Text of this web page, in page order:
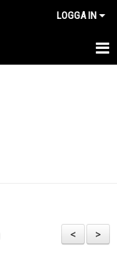
LOGGA IN
>
<